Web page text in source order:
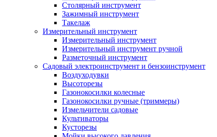
Столярный инструмент
Зажимный инструмент
Такелаж
Измерительный инструмент
Измерительный инструмент
Измерительный инструмент ручной
Разметочный инструмент
Садовый электроинструмент и бензоинструмент
Воздуходувки
Высоторезы
Газонокосилки колесные
Газонокосилки ручные (триммеры)
Измельчители садовые
Культиваторы
Кусторезы